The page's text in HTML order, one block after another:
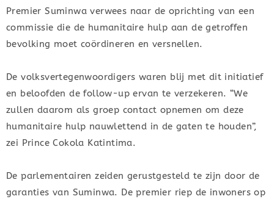
Premier Suminwa verwees naar de oprichting van een
commissie die de humanitaire hulp aan de getroffen
bevolking moet coördineren en versnellen.
De volksvertegenwoordigers waren blij met dit initiatief
en beloofden de follow-up ervan te verzekeren. “We
zullen daarom als groep contact opnemen om deze
humanitaire hulp nauwlettend in de gaten te houden”,
zei Prince Cokola Katintima.
De parlementairen zeiden gerustgesteld te zijn door de
garanties van Suminwa. De premier riep de inwoners op